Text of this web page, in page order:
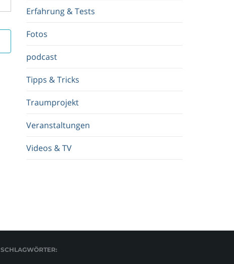
f
.
.
.
Erfahrung & Tests
Fotos
podcast
Tipps & Tricks
Traumprojekt
Veranstaltungen
Videos & TV
SCHLAGWÖRTER: